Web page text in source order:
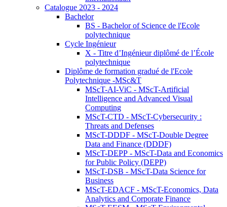
Catalogue 2023 - 2024
Bachelor
BS - Bachelor of Science de l'Ecole
polytechnique
Cycle Ingénieur
X - Titre d’Ingénieur diplômé de l’École
polytechnique
Diplôme de formation gradué de l'Ecole
Polytechnique -MSc&T
MScT-AI-ViC - MScT-Artificial
Intelligence and Advanced Visual
Computing
MScT-CTD - MScT-Cybersecurity :
Threats and Defenses
MScT-DDDF - MScT-Double Degree
Data and Finance (DDDF)
MScT-DEPP - MScT-Data and Economics
for Public Policy (DEPP)
MScT-DSB - MScT-Data Science for
Business
MScT-EDACF - MScT-Economics, Data
Analytics and Corporate Finance